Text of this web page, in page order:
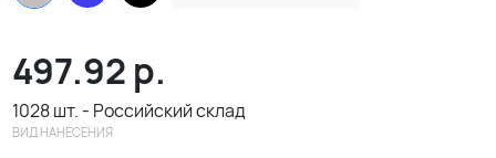
497.92 р.
1028 шт. - Российский склад
ВИД НАНЕСЕНИЯ